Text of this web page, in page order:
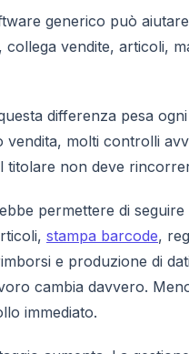
generico può
collega vendite, articoli,
differenza pesa
molti controlli
non deve
permettere di
stampa barcode,
e produzione di
cambia davvero.
immediato.